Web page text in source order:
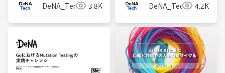
DeNA_Tech 3.8K DeNA_Tech 4.2K